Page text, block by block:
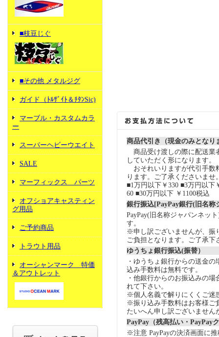
■枝豆じぐ
■その他 メタルジグ
ガイド（ﾄﾙｻﾞｲﾄ＆ﾁﾀﾝSic)
マーブル・カスタムカラ
ー
スーパーヘビーウエイト
SALE
マーフィックス パーツ
オフショアキャスティン
グ用品
ご予約商品
トラウト用品
オーシャンマーク 特価
＆アウトレット
商品代引き（現金のみとなり
商品受け渡しの際に配送業
していただく形になります。
おそれいりますが代引手数
ります。ご了承くださいませ
■1万円以下￥330 ■3万円以下
60 ■30万円以下 ￥1100税込
銀行振込[PayPay銀行(旧名称
PayPay(旧名称ジャパンネッ
す。
※申し訳ございませんが、振
ご負担となります。ご了承下
ゆうちょ銀行振込(振替）
・ゆうちょ銀行からの送金
込み手数料は無料です。
・他銀行からのお振込みの場
れて下さい。
※個人名義で解りにくくご迷
※振り込み手数料はお客様ご
たいへん申し訳ございません
PayPay（残高払い・PayPay
※注意 PayPayの決済画面に